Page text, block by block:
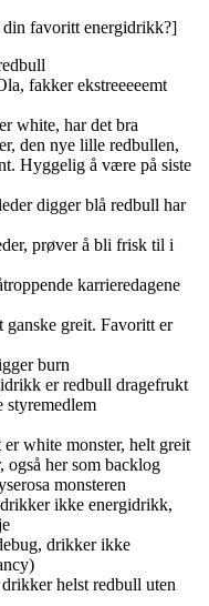
favoritt energidrikk?]
fakker ekstreeeeemt
white, har det bra
den nye lille redbullen,
Hyggelig å være på siste
digger blå redbull har
prøver å bli frisk til i
karrieredagene
ganske greit. Favoritt er
burn
er redbull dragefrukt
styremedlem
white monster, helt greit
også her som backlog
monsteren
ikke energidrikk,
drikker ikke
helst redbull uten